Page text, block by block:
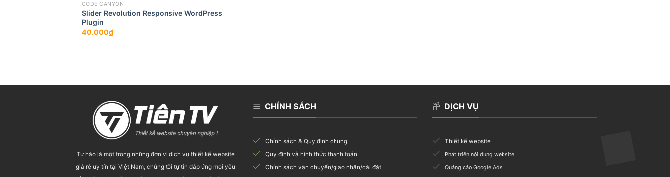
CODE CANYON
Slider Revolution Responsive WordPress
Plugin
40.000₫
Tự hào là một trong những đơn vị dịch vụ thiết kế website
giá rẻ uy tín tại Việt Nam, chúng tôi tự tin đáp ứng mọi yêu
CHÍNH SÁCH
Chính sách & Quy định chung
Quy định và hình thức thanh toán
Chính sách vận chuyển/giao nhận/cài đặt
DỊCH VỤ
Thiết kế website
Phát triển nội dung website
Quảng cáo Google Ads